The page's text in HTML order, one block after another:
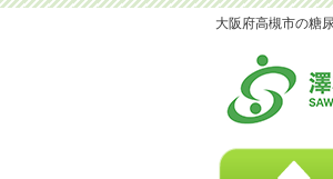
大阪府高槻市の糖